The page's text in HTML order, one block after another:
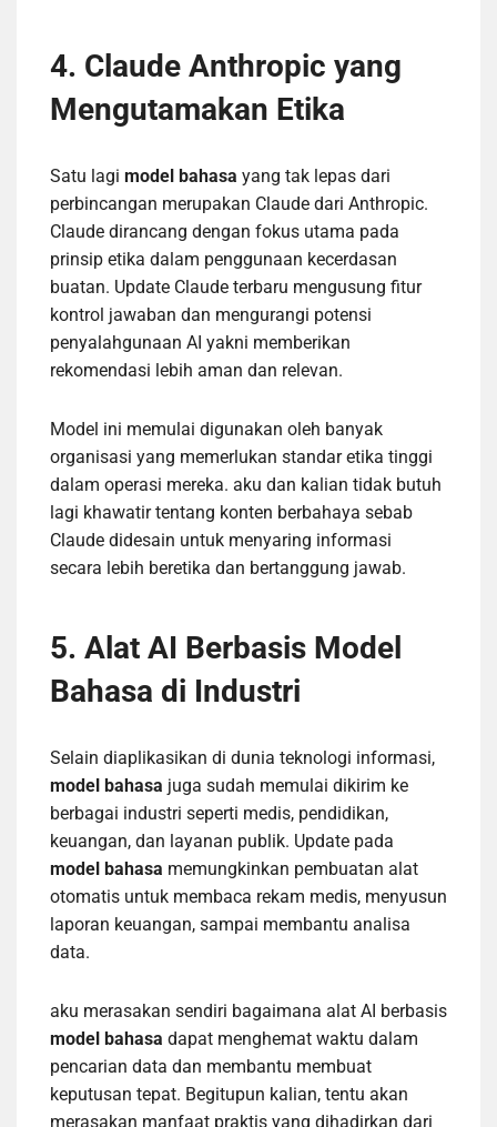
4. Claude Anthropic yang
Mengutamakan Etika
Satu lagi model bahasa yang tak lepas dari
perbincangan merupakan Claude dari Anthropic.
Claude dirancang dengan fokus utama pada
prinsip etika dalam penggunaan kecerdasan
buatan. Update Claude terbaru mengusung fitur
kontrol jawaban dan mengurangi potensi
penyalahgunaan AI yakni memberikan
rekomendasi lebih aman dan relevan.
Model ini memulai digunakan oleh banyak
organisasi yang memerlukan standar etika tinggi
dalam operasi mereka. aku dan kalian tidak butuh
lagi khawatir tentang konten berbahaya sebab
Claude didesain untuk menyaring informasi
secara lebih beretika dan bertanggung jawab.
5. Alat AI Berbasis Model
Bahasa di Industri
Selain diaplikasikan di dunia teknologi informasi,
model bahasa juga sudah memulai dikirim ke
berbagai industri seperti medis, pendidikan,
keuangan, dan layanan publik. Update pada
model bahasa memungkinkan pembuatan alat
otomatis untuk membaca rekam medis, menyusun
laporan keuangan, sampai membantu analisa
data.
aku merasakan sendiri bagaimana alat AI berbasis
model bahasa dapat menghemat waktu dalam
pencarian data dan membantu membuat
keputusan tepat. Begitupun kalian, tentu akan
merasakan manfaat praktis yang dihadirkan dari